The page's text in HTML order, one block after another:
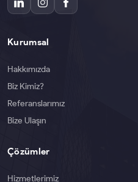
Kurumsal
Hakkımızda
Biz Kimiz?
Referanslarımız
Bize Ulaşın
Çözümler
Hizmetlerimiz